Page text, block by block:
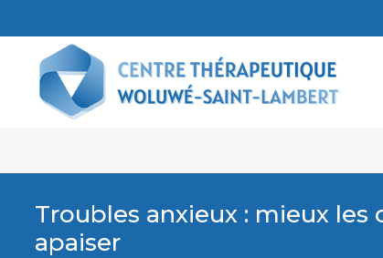
Troubles anxieux : mieux
apaiser